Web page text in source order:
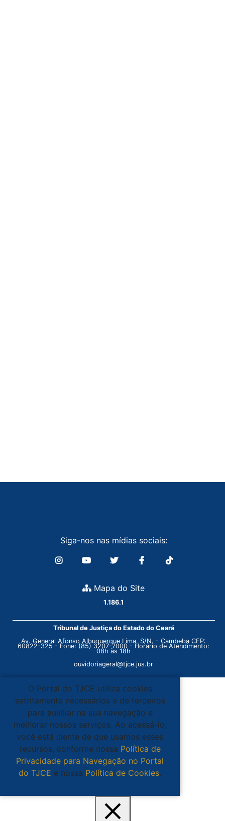
Siga-nos nas mídias sociais:
Mapa do Site
1.186.1
Tribunal de Justiça do Estado do Ceará
Av. General Afonso Albuquerque Lima, S/N. - Cambeba CEP:
60822-325 - Fone: (85) 3207-7000 - Horário de Atendimento:
08h às 18h
ouvidoriageral@tjce.jus.br
O Portal do TJCE utiliza cookies
estritamente necessários e de terceiros
para auxiliar na sua navegação e
melhorar nossos serviços. Ao acessá-lo,
você está ciente de que usamos esses
recursos, conforme nossa Política de
Privacidade para Navegação no Portal
do TJCE e nossa Política de Cookies.